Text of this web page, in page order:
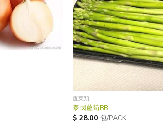
wishlist
蔬菜類
泰國蘆筍BB
$ 28.00 包/PACK